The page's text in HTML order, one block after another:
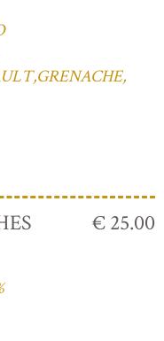
€ 25.00